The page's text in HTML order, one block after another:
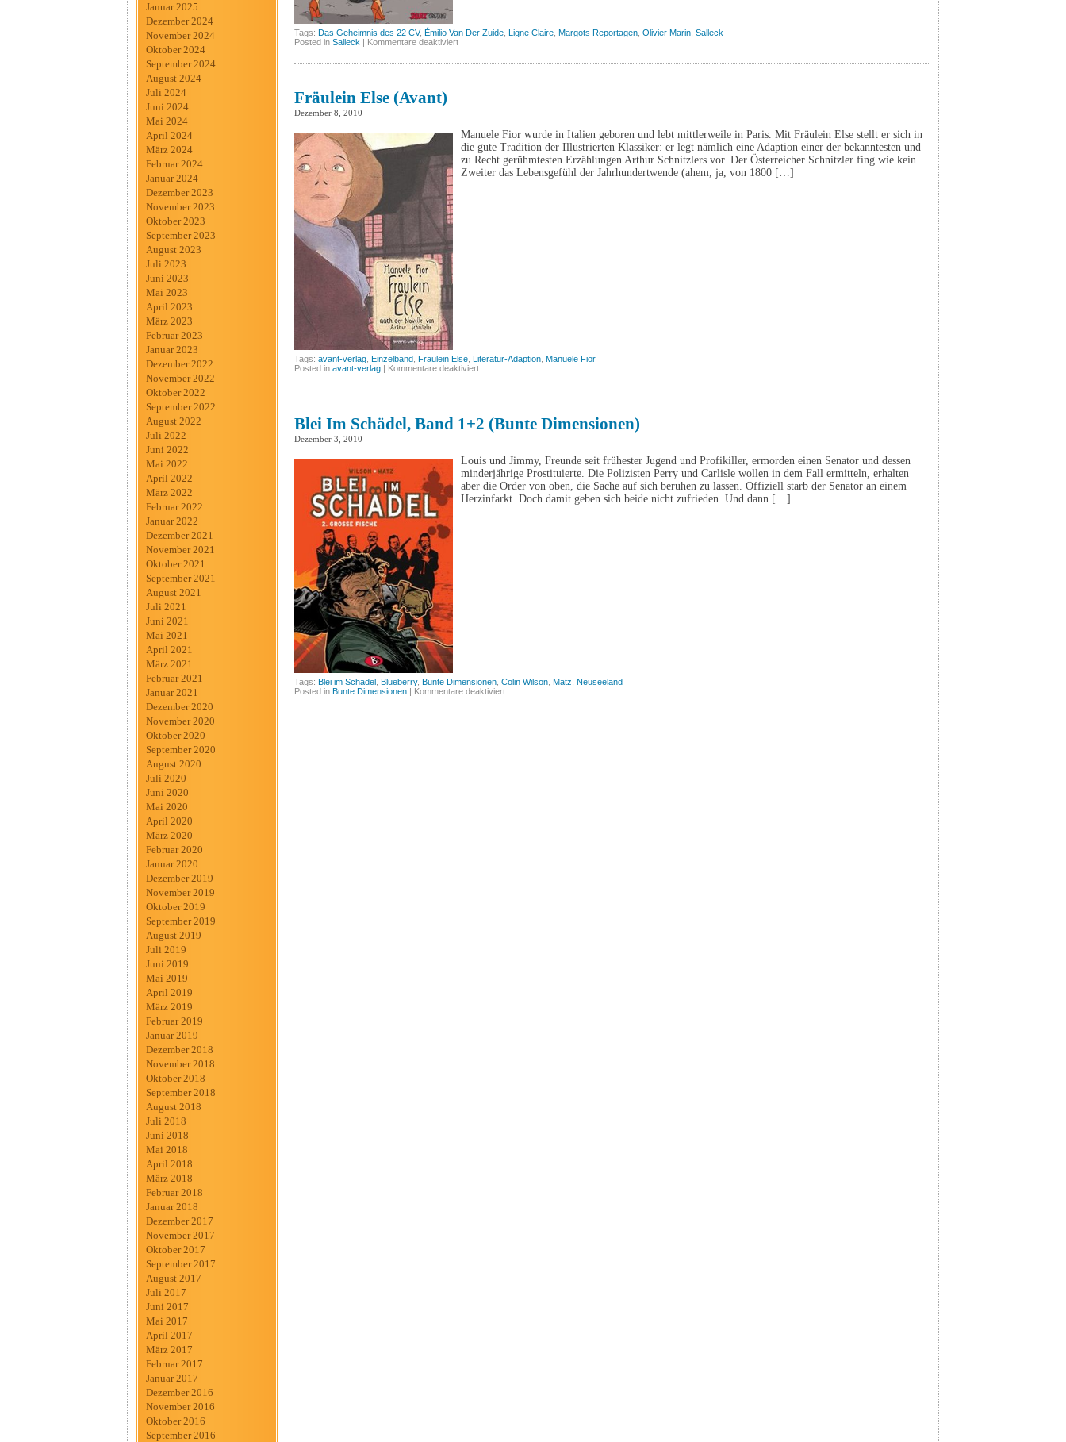
Januar 2025
Dezember 2024
November 2024
Oktober 2024
September 2024
August 2024
Juli 2024
Juni 2024
Mai 2024
April 2024
März 2024
Februar 2024
Januar 2024
Dezember 2023
November 2023
Oktober 2023
September 2023
August 2023
Juli 2023
Juni 2023
Mai 2023
April 2023
März 2023
Februar 2023
Januar 2023
Dezember 2022
November 2022
Oktober 2022
September 2022
August 2022
Juli 2022
Juni 2022
Mai 2022
April 2022
März 2022
Februar 2022
Januar 2022
Dezember 2021
November 2021
Oktober 2021
September 2021
August 2021
Juli 2021
Juni 2021
Mai 2021
April 2021
März 2021
Februar 2021
Januar 2021
Dezember 2020
November 2020
Oktober 2020
September 2020
August 2020
Juli 2020
Juni 2020
Mai 2020
April 2020
März 2020
Februar 2020
Januar 2020
Dezember 2019
November 2019
Oktober 2019
September 2019
August 2019
Juli 2019
Juni 2019
Mai 2019
April 2019
März 2019
Februar 2019
Januar 2019
Dezember 2018
November 2018
Oktober 2018
September 2018
August 2018
Juli 2018
Juni 2018
Mai 2018
April 2018
März 2018
Februar 2018
Januar 2018
Dezember 2017
November 2017
Oktober 2017
September 2017
August 2017
Juli 2017
Juni 2017
Mai 2017
April 2017
März 2017
Februar 2017
Januar 2017
Dezember 2016
November 2016
Oktober 2016
September 2016
Tags: Das Geheimnis des 22 CV, Émilio Van Der Zuide, Ligne Claire, Margots Reportagen, Olivier Marin, Salleck
Posted in Salleck Kommentare deaktiviertfür
Fräulein Else (avant)
Dezember 8, 2010
Manuele Fior wurde in Italien geboren und lebt mittlerweile in Paris. Mit Fräulein Else stellt er sich in
die gute Tradition der Illustrierten Klassiker: er legt nämlich eine Adaption einer der bekanntesten und
zu Recht gerühmtesten Erzählungen Arthur Schnitzlers vor. Der Österreicher Schnitzler fing wie kein
Zweiter das Lebensgefühl der Jahrhundertwende (ahem, ja, von 1800 […]
Tags: avant-verlag Einzelband Fräulein Else Literatur-Adaption Manuele Fior
Posted in avant-verlag Kommentare deaktiviertfür
Blei Im Schädel, Band 1+2 (Bunte Dimensionen)
Dezember 3, 2010
Louis und Jimmy, Freunde seit frühester Jugend und Profikiller, ermorden einen Senator und dessen
minderjährige Prostituierte. Die Polizisten Perry und Carlisle wollen in dem Fall ermitteln, erhalten
aber die Order von oben, die Sache auf sich beruhen zu lassen. Offiziell starb der Senator an einem
Herzinfarkt. Doch damit geben sich beide nicht zufrieden. Und dann […]
Tags: Blei im Schädel Blueberry, Bunte Dimensionen Colin Wilson Matz Neuseeland
Posted in Bunte Dimensionen | Kommentare deaktiviertfür